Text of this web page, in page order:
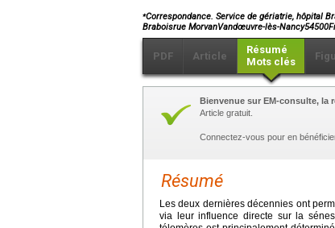
⁎Correspondance. Service de gériatrie, hôpital
Braboisrue MorvanVandœuvre-lès-
PDF Article
Résumé
Mots clés
Bienvenue sur EM-consulte, la
Article gratuit.
Connectez-vous pour en
Résumé
Les deux dernières décennies ont
via leur influence directe sur la